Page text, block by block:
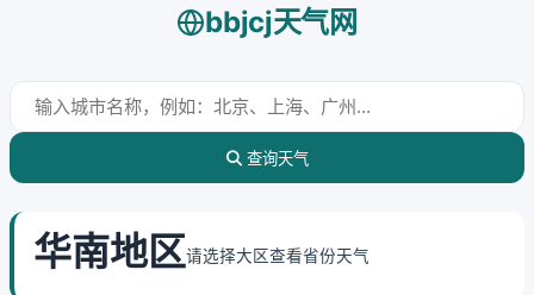
bbjcj天气网
查询天气
华南地区请选择大区查看省份天气